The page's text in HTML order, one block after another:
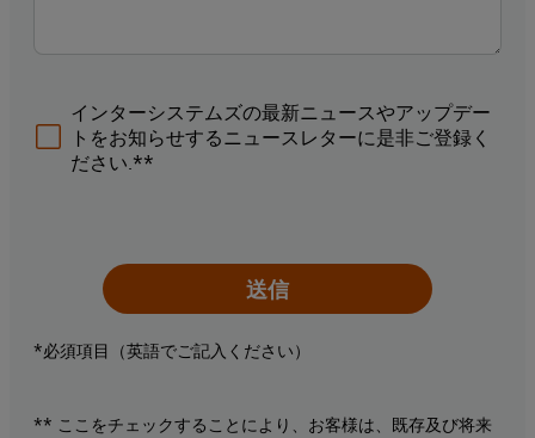
インターシステムズの最新ニュースやアップデー
トをお知らせするニュースレターに是非ご登録く
ださい.**
送信
*必須項目（英語でご記入ください）
** ここをチェックすることにより、お客様は、既存及び将来